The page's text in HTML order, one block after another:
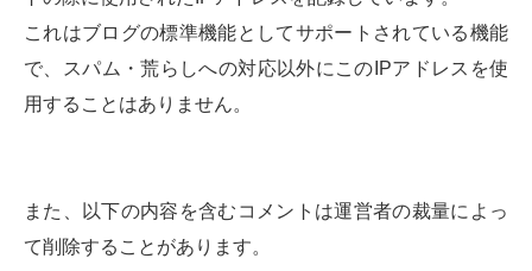
これはブログの標準機能としてサポートされている機能
で、スパム・荒らしへの対応以外にこのIPアドレスを使
用することはありません。
また、以下の内容を含むコメントは運営者の裁量によっ
て削除することがあります。